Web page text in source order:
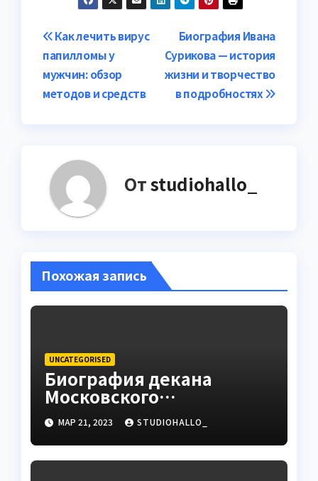
Навигация
по
записям
Биография Ивана
Сурикова — история
жизни и творчество
в подробностях
Как лечить вирус
папилломы у
мужчин: обзор
методов и средств
Отstudiohallo_
Похожая запись
UNCATEGORISED
Биография декана
Московского
государственного
университета Андрея
Сидорова — от студента
до руководителя
МАР 21, 2023 STUDIOHALLO_